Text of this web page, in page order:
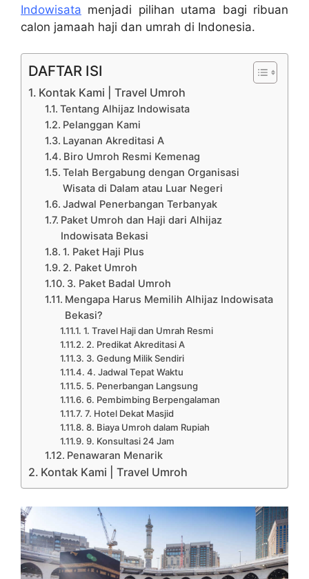
Indowisata menjadi pilihan utama bagi ribuan
calon jamaah haji dan umrah di Indonesia.
DAFTAR ISI
Kontak Kami | Travel Umroh
Tentang Alhijaz Indowisata
Pelanggan Kami
Layanan Akreditasi A
Biro Umroh Resmi Kemenag
Telah Bergabung dengan Organisasi
Wisata di Dalam atau Luar Negeri
Jadwal Penerbangan Terbanyak
Paket Umroh dan Haji dari Alhijaz
Indowisata Bekasi
1. Paket Haji Plus
2. Paket Umroh
3. Paket Badal Umroh
Mengapa Harus Memilih Alhijaz Indowisata
Bekasi?
1. Travel Haji dan Umrah Resmi
2. Predikat Akreditasi A
3. Gedung Milik Sendiri
4. Jadwal Tepat Waktu
5. Penerbangan Langsung
6. Pembimbing Berpengalaman
7. Hotel Dekat Masjid
8. Biaya Umroh dalam Rupiah
9. Konsultasi 24 Jam
Penawaran Menarik
Kontak Kami | Travel Umroh